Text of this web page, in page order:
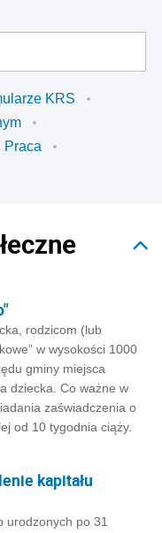
KRS
Praca
rodzicom (lub
w wysokości 1000
gminy miejsca
dziecka. Co ważne w
zaświadczenia o
od 10 tygodnia ciąży.
kapitału
urodzonych po 31